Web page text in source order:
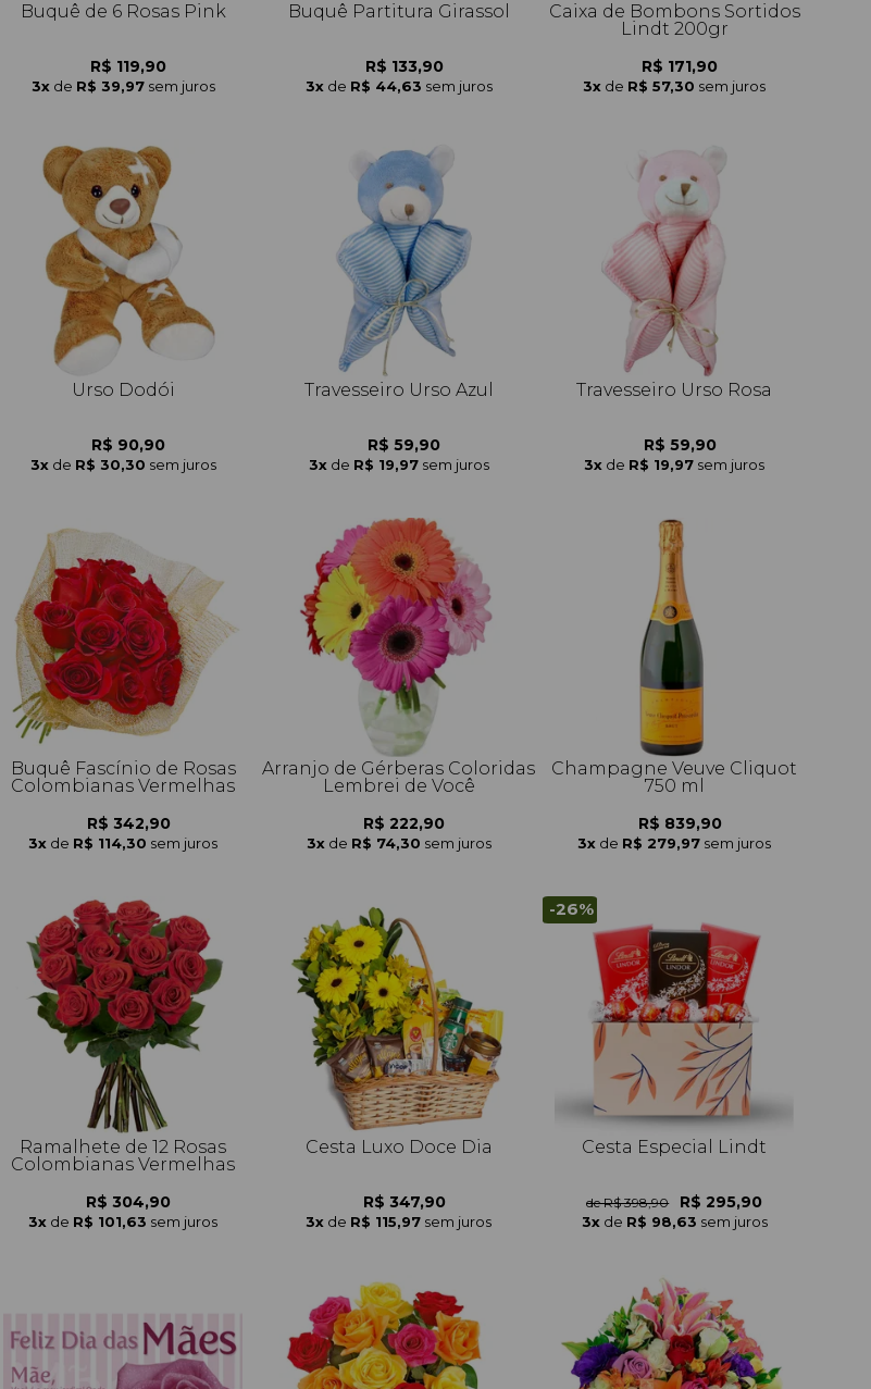
Buquê de 6 Rosas Pink
R$ 119,90
3x de R$ 39,97 sem juros
Buquê Partitura Girassol
R$ 133,90
3x de R$ 44,63 sem juros
Caixa de Bombons Sortidos
Lindt 200gr
R$ 171,90
3x de R$ 57,30 sem juros
Urso Dodói
R$ 90,90
3x de R$ 30,30 sem juros
Travesseiro Urso Azul
R$ 59,90
3x de R$ 19,97 sem juros
Travesseiro Urso Rosa
R$ 59,90
3x de R$ 19,97 sem juros
Buquê Fascínio de Rosas
Colombianas Vermelhas
R$ 342,90
3x de R$ 114,30 sem juros
Arranjo de Gérberas Coloridas
Lembrei de Você
R$ 222,90
3x de R$ 74,30 sem juros
Champagne Veuve Cliquot
750 ml
R$ 839,90
3x de R$ 279,97 sem juros
Ramalhete de 12 Rosas
Colombianas Vermelhas
R$ 304,90
3x de R$ 101,63 sem juros
Cesta Luxo Doce Dia
R$ 347,90
3x de R$ 115,97 sem juros
-26%
Cesta Especial Lindt
de R$ 398,90 R$ 295,90
3x de R$ 98,63 sem juros